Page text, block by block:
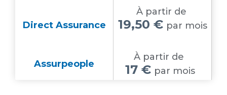
Direct Assurance
À partir de
19,50 € par mois
Assurpeople
À partir de
17 € par mois